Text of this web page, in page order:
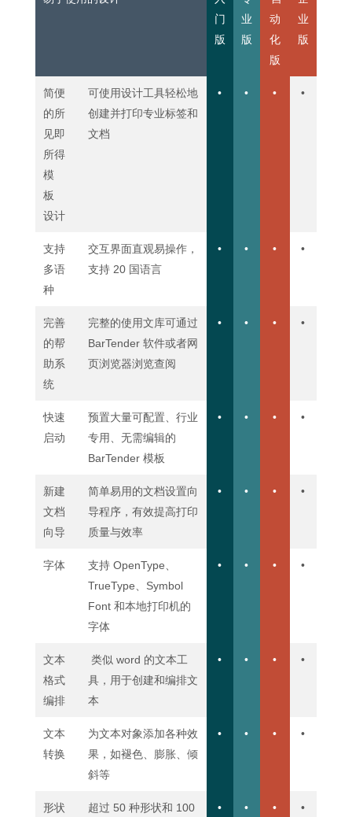
门
版
业
版
动
化
版
业
版
简便
的所
见即
所得
模
板
设计
可使用设计工具轻松地
创建并打印专业标签和
文档
• • • •
支持
多语
种
交互界面直观易操作，
支持 20 国语言
• • • •
完善
的帮
助系
统
完整的使用文库可通过
BarTender 软件或者网
页浏览器浏览查阅
• • • •
快速
启动
预置大量可配置、行业
专用、无需编辑的
BarTender 模板
• • • •
新建
文档
向导
简单易用的文档设置向
导程序，有效提高打印
质量与效率
• • • •
字体
支持 OpenType、
TrueType、Symbol
Font 和本地打印机的
字体
• • • •
文本
格式
编排
类似 word 的文本工
具，用于创建和编排文
本
• • • •
文本
转换
为文本对象添加各种效
果，如褪色、膨胀、倾
斜等
• • • •
形状
超过 50 种形状和 100
• • • •